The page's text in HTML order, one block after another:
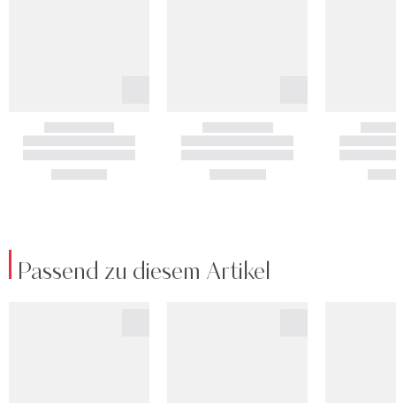
Passend zu diesem Artikel